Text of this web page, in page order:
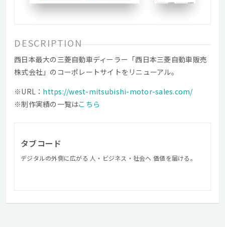
DESCRIPTION
西日本最大の三菱自動車ディーラー「西日本三菱自動車販売
株式会社」のコーポレートサイトをリニューアル。
※URL： https://west-mitsubishi-motor-sales.com/
※制作実績の一覧はこちら
タブコード
デジタルの外側に広がる 人・ビジネス・社会へ 価値を届ける。